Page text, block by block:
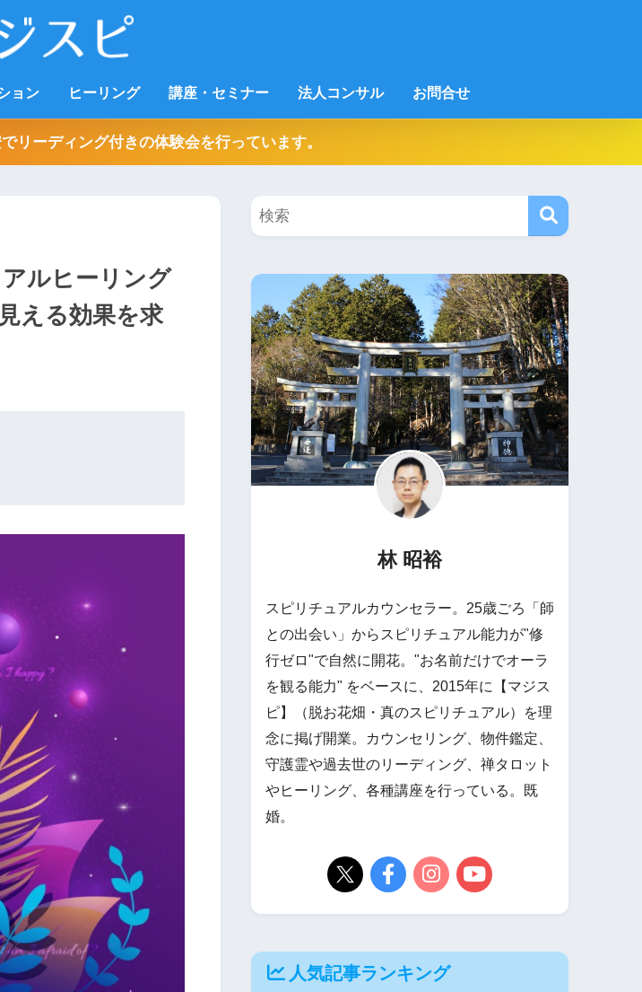
ョン ヒーリング 講座・セミナー 法人コンサル お問合せ
リーディング付きの体験会を行っています。
ルヒーリング
える効果を求
林 昭裕
スピリチュアルカウンセラー。25歳ごろ「師
との出会い」からスピリチュアル能力が"修
行ゼロ"で自然に開花。"お名前だけでオーラ
を観る能力" をベースに、2015年に【マジス
ピ】（脱お花畑・真のスピリチュアル）を理
念に掲げ開業。カウンセリング、物件鑑定、
守護霊や過去世のリーディング、禅タロット
やヒーリング、各種講座を行っている。既
婚。
人気記事ランキング